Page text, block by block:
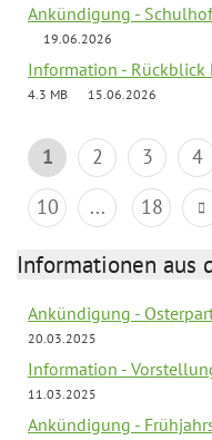
Ankündigung -
19.06.2026
Information - Rückblick
4.3 MB
15.06.2026
1 2 3 4
10
... 18
Informationen aus
Ankündigung -
20.03.2025
Information -
11.03.2025
Ankündigung -